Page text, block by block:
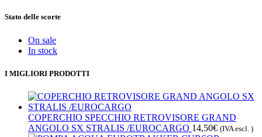
Stato delle scorte
On sale
In stock
I MIGLIORI PRODOTTI
COPERCHIO SPECCHIO RETROVISORE GRAND
ANGOLO SX STRALIS /EUROCARGO 14,50€ (IVA escl. )